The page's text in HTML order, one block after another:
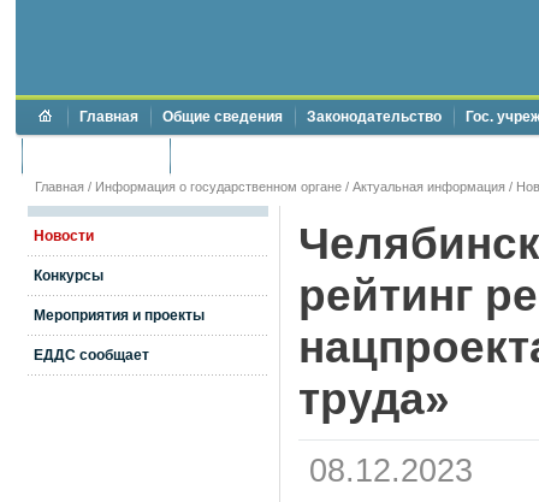
Главная Общие сведения Законодательство Гос.
Главная / Информация о государственном органе / Актуальная информация /
Новости
Конкурсы
Мероприятия и проекты
ЕДДС сообщает
рейтинг
труда»
08.12.2023